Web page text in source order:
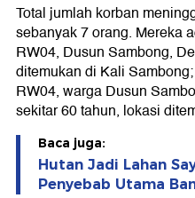
Total jumlah korban
sebanyak 7 orang. Mereka
RW04, Dusun Sambong,
ditemukan di Kali
RW04, warga Dusun
sekitar 60 tahun, lokasi
Baca juga:
Hutan Jadi Lahan
Penyebab Utama